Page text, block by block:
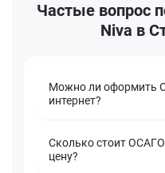
Частые вопрос
Niva в
Можно ли оформить
интернет?
Сколько стоит ОСАГО
цену?